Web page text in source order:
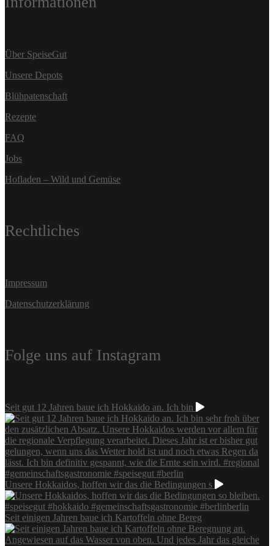
Über SpeiseGut
Unsere Depots
Blühpatenschaft
Rezepte
FAQ
Jobs
Hofladen – Wild und Gemüse
Rechtliches
Impressum
Datenschutzerklärung
Folge uns auf Instagram
Seit gut 12 Jahren baue ich Hokkaido an. Ich bin
Unsere Hokkaidos, hoffen wir das die Bedingungen s
Seit einigen Jahren baue ich Kartoffeln ohne Bereg